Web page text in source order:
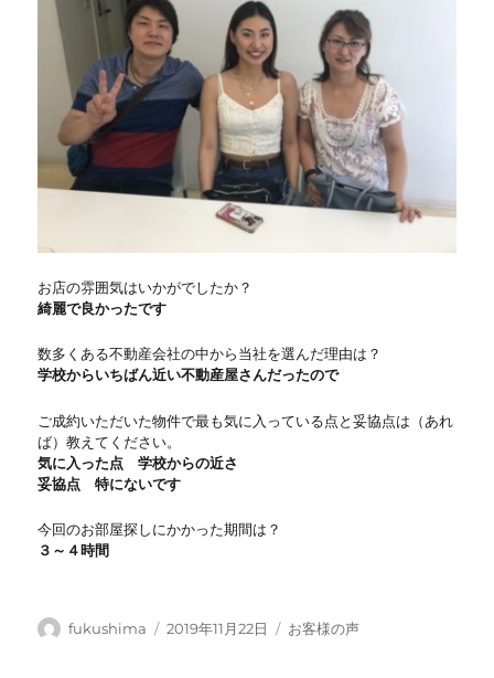
お店の雰囲気はいかがでしたか？
綺麗で良かったです
数多くある不動産会社の中から当社を選んだ理由は？
学校からいちばん近い不動産屋さんだったので
ご成約いただいた物件で最も気に入っている点と妥協点は（あれ
ば）教えてください。
気に入った点 学校からの近さ
妥協点 特にないです
今回のお部屋探しにかかった期間は？
３～４時間
投
fukushima
投
2019年11月22日
カ
お客様の声